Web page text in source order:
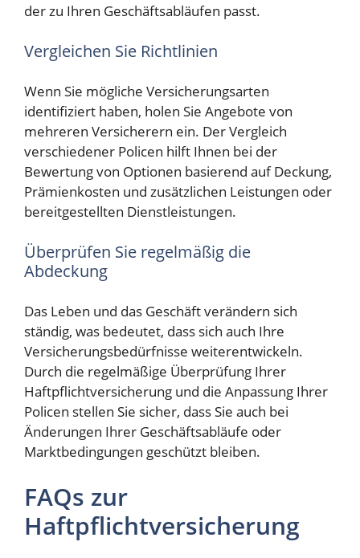
der zu Ihren Geschäftsabläufen passt.
Vergleichen Sie Richtlinien
Wenn Sie mögliche Versicherungsarten
identifiziert haben, holen Sie Angebote von
mehreren Versicherern ein. Der Vergleich
verschiedener Policen hilft Ihnen bei der
Bewertung von Optionen basierend auf Deckung,
Prämienkosten und zusätzlichen Leistungen oder
bereitgestellten Dienstleistungen.
Überprüfen Sie regelmäßig die
Abdeckung
Das Leben und das Geschäft verändern sich
ständig, was bedeutet, dass sich auch Ihre
Versicherungsbedürfnisse weiterentwickeln.
Durch die regelmäßige Überprüfung Ihrer
Haftpflichtversicherung und die Anpassung Ihrer
Policen stellen Sie sicher, dass Sie auch bei
Änderungen Ihrer Geschäftsabläufe oder
Marktbedingungen geschützt bleiben.
FAQs zur
Haftpflichtversicherung